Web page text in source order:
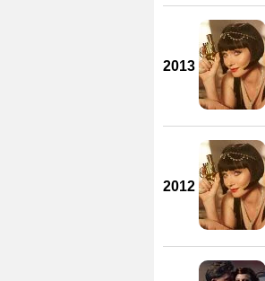
2013
2012